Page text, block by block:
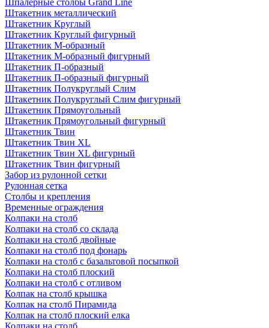
Шпалерные столбы Grand Line
Штакетник металлический
Штакетник Круглый
Штакетник Круглый фигурный
Штакетник М-образный
Штакетник М-образный фигурный
Штакетник П-образный
Штакетник П-образный фигурный
Штакетник Полукруглый Слим
Штакетник Полукруглый Слим фигурный
Штакетник Прямоугольный
Штакетник Прямоугольный фигурный
Штакетник Твин
Штакетник Твин XL
Штакетник Твин XL фигурный
Штакетник Твин фигурный
Забор из рулонной сетки
Рулонная сетка
Столбы и крепления
Временные ограждения
Колпаки на столб
Колпаки на столб со склада
Колпаки на столб двoйные
Колпаки на столб под фонарь
Колпаки на столб с базальтовой посыпкой
Колпаки на столб плоский
Колпаки на столб с отливом
Колпак на столб крышка
Колпак на столб Пирамида
Колпак на столб плоский елка
Колпаки на столб